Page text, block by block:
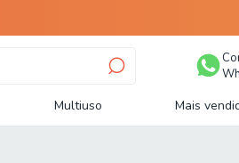
Multiuso Mais